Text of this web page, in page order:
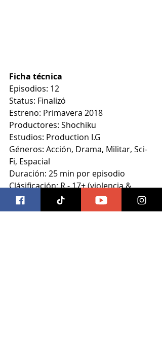
Ficha técnica
Episodios: 12
Status: Finalizó
Estreno: Primavera 2018
Productores: Shochiku
Estudios: Production I.G
Géneros: Acción, Drama, Militar, Sci-
Fi, Espacial
Duración: 25 min por episodio
Clásificación: R - 17+ (violencia &
profanidades)
Anime